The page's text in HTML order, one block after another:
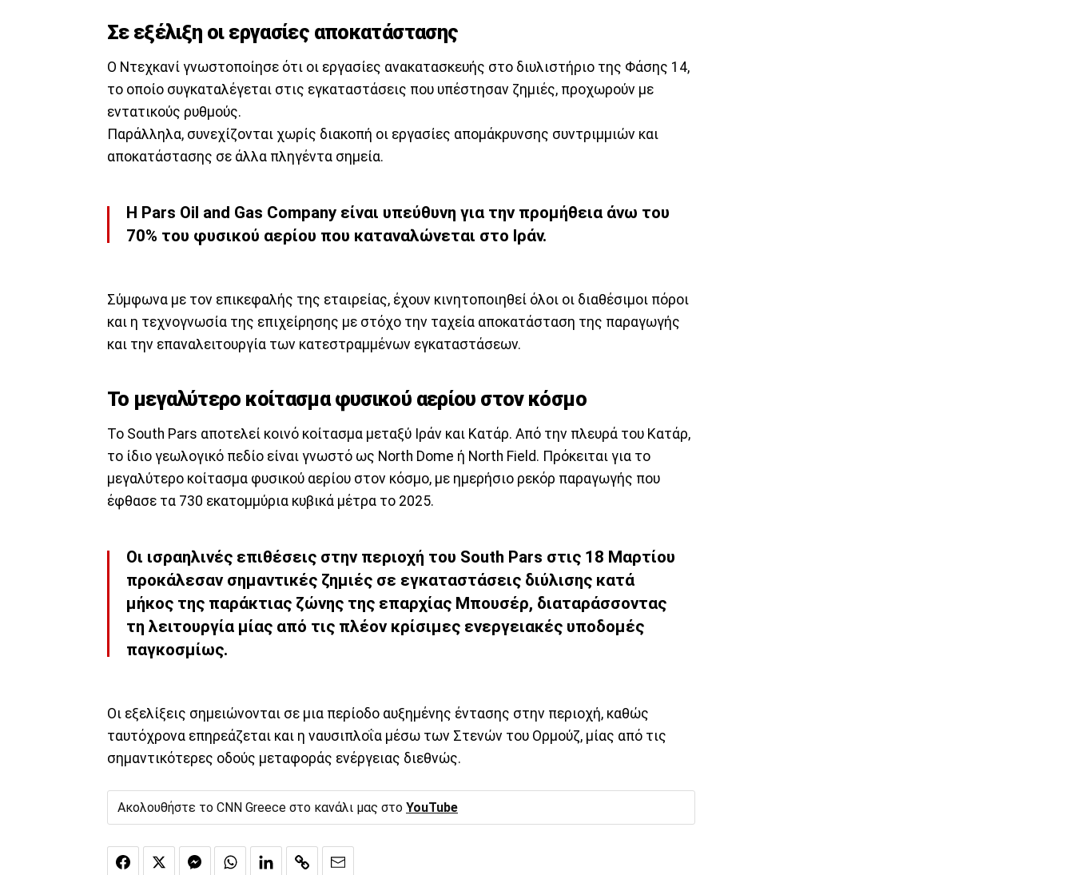
Σε εξέλιξη οι εργασίες αποκατάστασης
Ο Ντεχκανί γνωστοποίησε ότι οι εργασίες ανακατασκευής στο διυλιστήριο της Φάσης 14,
το οποίο συγκαταλέγεται στις εγκαταστάσεις που υπέστησαν ζημιές, προχωρούν με
εντατικούς ρυθμούς.
Παράλληλα, συνεχίζονται χωρίς διακοπή οι εργασίες απομάκρυνσης συντριμμιών και
αποκατάστασης σε άλλα πληγέντα σημεία.
Η Pars Oil and Gas Company είναι υπεύθυνη για την προμήθεια άνω του
70% του φυσικού αερίου που καταναλώνεται στο Ιράν.
Σύμφωνα με τον επικεφαλής της εταιρείας, έχουν κινητοποιηθεί όλοι οι διαθέσιμοι πόροι
και η τεχνογνωσία της επιχείρησης με στόχο την ταχεία αποκατάσταση της παραγωγής
και την επαναλειτουργία των κατεστραμμένων εγκαταστάσεων.
Το μεγαλύτερο κοίτασμα φυσικού αερίου στον κόσμο
Το South Pars αποτελεί κοινό κοίτασμα μεταξύ Ιράν και Κατάρ. Από την πλευρά του Κατάρ,
το ίδιο γεωλογικό πεδίο είναι γνωστό ως North Dome ή North Field. Πρόκειται για το
μεγαλύτερο κοίτασμα φυσικού αερίου στον κόσμο, με ημερήσιο ρεκόρ παραγωγής που
έφθασε τα 730 εκατομμύρια κυβικά μέτρα το 2025.
Οι ισραηλινές επιθέσεις στην περιοχή του South Pars στις 18 Μαρτίου
προκάλεσαν σημαντικές ζημιές σε εγκαταστάσεις διύλισης κατά
μήκος της παράκτιας ζώνης της επαρχίας Μπουσέρ, διαταράσσοντας
τη λειτουργία μίας από τις πλέον κρίσιμες ενεργειακές υποδομές
παγκοσμίως.
Οι εξελίξεις σημειώνονται σε μια περίοδο αυξημένης έντασης στην περιοχή, καθώς
ταυτόχρονα επηρεάζεται και η ναυσιπλοΐα μέσω των Στενών του Ορμούζ, μίας από τις
σημαντικότερες οδούς μεταφοράς ενέργειας διεθνώς.
Ακολουθήστε το CNN Greece στο κανάλι μας στο YouTube